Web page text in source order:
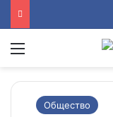
Menu
Общество